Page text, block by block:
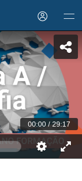
00:00 / 29:17